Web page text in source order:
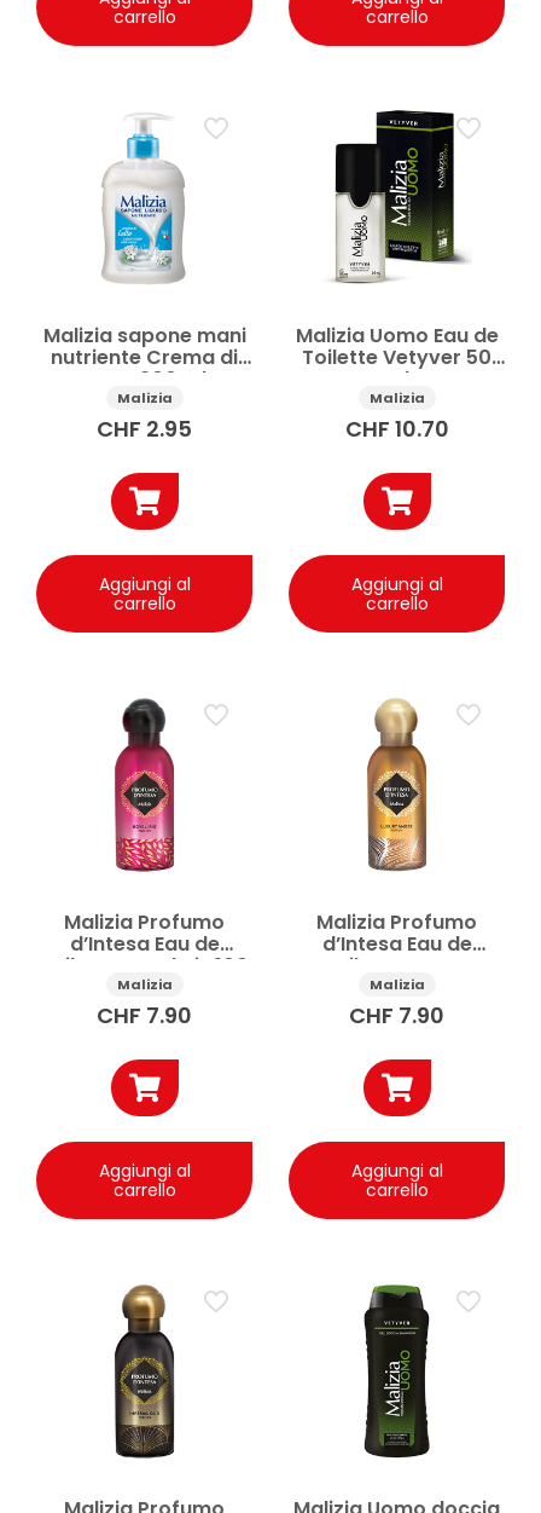
carrello
carrello
Malizia sapone mani
nutriente Crema di
Latte 300 ml
Malizia
CHF 2.95
Aggiungi al
carrello
Malizia Uomo Eau de
Toilette Vetyver 50
ml
Malizia
CHF 10.70
Aggiungi al
carrello
Malizia Profumo
d’Intesa Eau de
Toilette Royal Iris 100
ml
Malizia
CHF 7.90
Aggiungi al
carrello
Malizia Profumo
d’Intesa Eau de
Toilette Luxury
Amber 100 ml
Malizia
CHF 7.90
Aggiungi al
carrello